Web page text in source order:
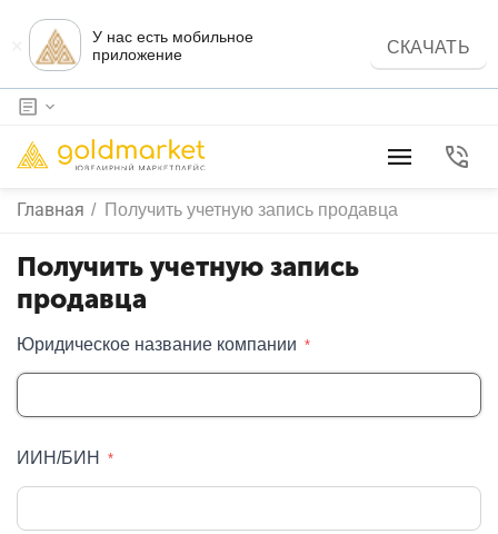
У нас есть мобильное
приложение
СКАЧАТЬ
Главная / Получить учетную запись продавца
Получить учетную запись
продавца
Юридическое название компании
ИИН/БИН